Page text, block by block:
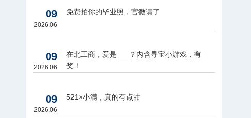
09
2026.06
免费拍你的毕业照，官微请了
09
2026.06
在北工商，爱是___？内含寻宝小游戏，有
奖！
09
2026.06
521×小满，真的有点甜